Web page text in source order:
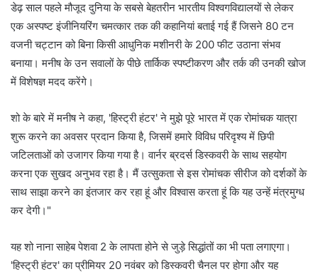
डेढ़ साल पहले मौजूद दुनिया के सबसे बेहतरीन भारतीय विश्वगविद्यालयों से लेकर
एक अस्पष्ट इंजीनियरिंग चमत्कार तक की कहानियां बताई गई हैं जिसने 80 टन
वजनी चट्टान को बिना किसी आधुनिक मशीनरी के 200 फीट उठाना संभव
बनाया। मनीष के उन सवालों के पीछे तार्किक स्पष्टीकरण और तर्क की उनकी खोज
में विशेषज्ञ मदद करेंगे।
शो के बारे में मनीष ने कहा, 'हिस्ट्री हंटर' ने मुझे पूरे भारत में एक रोमांचक यात्रा
शुरू करने का अवसर प्रदान किया है, जिसमें हमारे विविध परिदृश्य में छिपी
जटिलताओं को उजागर किया गया है। वार्नर ब्रदर्स डिस्कवरी के साथ सहयोग
करना एक सुखद अनुभव रहा है। मैं उत्सुकता से इस रोमांचक सीरीज को दर्शकों के
साथ साझा करने का इंतजार कर रहा हूं और विश्वास करता हूं कि यह उन्हें मंत्रमुग्ध
कर देगी।"
यह शो नाना साहेब पेशवा 2 के लापता होने से जुड़े सिद्धांतों का भी पता लगाएगा।
'हिस्ट्री हंटर' का प्रीमियर 20 नवंबर को डिस्कवरी चैनल पर होगा और यह